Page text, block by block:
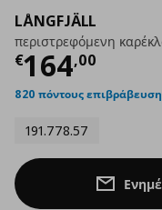
LÅNGFJÄLL
περιστρεφόμενη
€164,00
Τρέχουσα
820 πόντους
191.778.57